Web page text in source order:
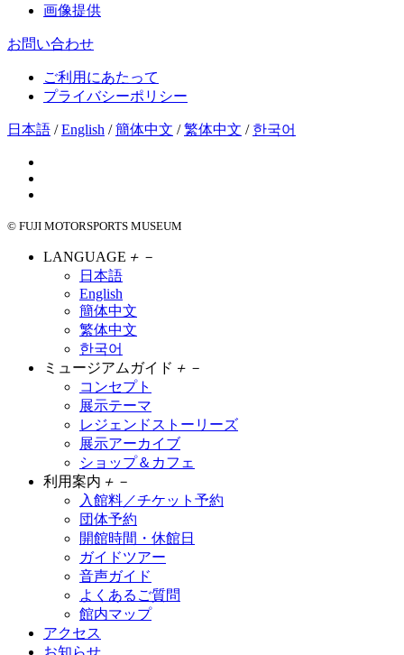
画像提供
お問い合わせ
ご利用にあたって
プライバシーポリシー
日本語 /English /簡体中文 /繁体中文 / 한국어
© FUJI MOTORSPORTS MUSEUM
LANGUAGE ＋ －
日本語
English
簡体中文
繁体中文
한국어
ミュージアムガイド ＋ －
コンセプト
展示テーマ
レジェンドストーリーズ
展示アーカイブ
ショップ＆カフェ
利用案内 ＋ －
入館料／チケット予約
団体予約
開館時間・休館日
ガイドツアー
音声ガイド
よくあるご質問
館内マップ
アクセス